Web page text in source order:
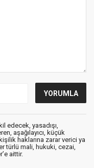
edecek, yasadışı,
aşağılayıcı, küçük
haklarına zarar verici ya
türlü mali, hukuki, cezai,
aittir.